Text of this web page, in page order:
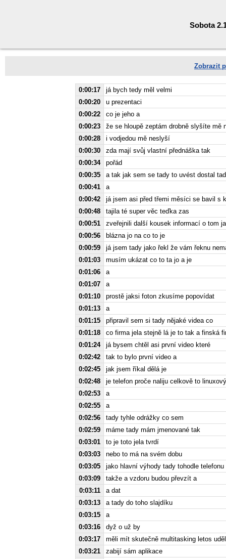
Sobota
Zobrazit
0:00:17
já bych tedy měl velmi
0:00:20
u prezentaci
0:00:22
co je jeho a
0:00:23
že se hloupě zeptám drobně slyšíte mě
0:00:28
i vodjedou mě neslyší
0:00:30
zda mají svůj vlastní přednáška tak
0:00:34
pořád
0:00:35
a tak jak sem se tady to uvést dostal
0:00:41
a
0:00:42
já jsem asi před třemi měsíci se bavil s
0:00:48
tajila té super věc teďka zas
0:00:51
zveřejnili další kousek informací o tom
0:00:56
blázna jo na co to je
0:00:59
já jsem tady jako řekl že vám řeknu
0:01:03
musím ukázat co to ta jo a je
0:01:06
a
0:01:07
a
0:01:10
prostě jaksi foton zkusíme popovídat
0:01:13
a
0:01:15
připravil sem si tady nějaké videa co
0:01:18
co firma jela stejně lá je to tak a finská
0:01:24
já bysem chtěl asi první video které
0:02:42
tak to bylo první video a
0:02:45
jak jsem říkal dělá je
0:02:48
je telefon proče naliju celkově to
0:02:53
a
0:02:55
a
0:02:56
tady tyhle odrážky co sem
0:02:59
máme tady mám jmenované tak
0:03:01
to je toto jela tvrdí
0:03:03
nebo to má na svém dobu
0:03:05
jako hlavní výhody tady tohodle telefonu
0:03:09
takže a vzdoru budou převzít a
0:03:11
a dat
0:03:13
a tady do toho slajdíku
0:03:15
a
0:03:16
dyž o už by
0:03:17
měli mít skutečně multitasking letos
0:03:21
zabijí sám aplikace